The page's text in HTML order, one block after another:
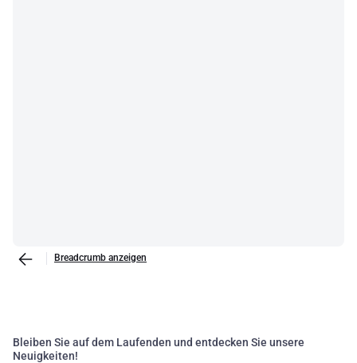
Breadcrumb anzeigen
Bleiben Sie auf dem Laufenden und entdecken Sie unsere
Neuigkeiten!